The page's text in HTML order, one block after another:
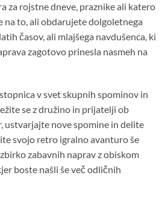
za rojstne dneve, praznike ali katero
na to, ali obdarujete dolgoletnega
časov, ali mlajšega navdušenca, ki
zagotovo prinesla nasmeh na
v svet skupnih spominov in
se z družino in prijatelji ob
ustvarjajte nove spomine in delite
svojo retro igralno avanturo še
zabavnih naprav z obiskom
boste našli še več odličnih